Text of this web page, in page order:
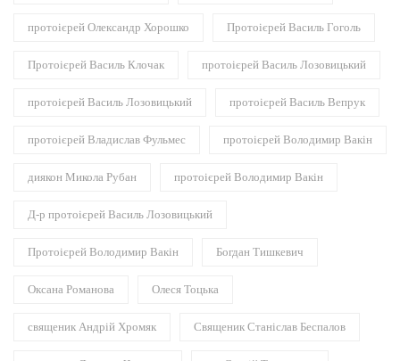
протоієрей Олександр Хорошко Протоієрей Василь Гоголь
Протоієрей Василь Клочак протоієрей Василь Лозовицький
протоієрей Василь Лозовицький протоієрей Василь Вепрук
протоієрей Владислав Фульмес протоієрей Володимир Вакін
диякон Микола Рубан протоієрей Володимир Вакін
Д-р протоієрей Василь Лозовицький
Протоієрей Володимир Вакін Богдан Тишкевич
Оксана Романова Олеся Тоцька
священик Андрій Хромяк Священик Станіслав Беспалов